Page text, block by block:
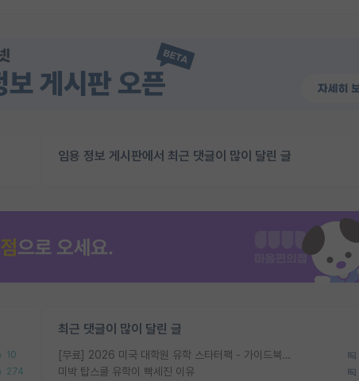
임용 정보 게시판에서 최근 댓글이 많이 달린 글
10
274
최근 댓글이 많이 달린 글
[무료] 2026 미국 대학원 유학 스타터팩 - 가이드북 & 합격자 컨택메일 템플릿
미박 탑스쿨 유학이 빡세진 이유